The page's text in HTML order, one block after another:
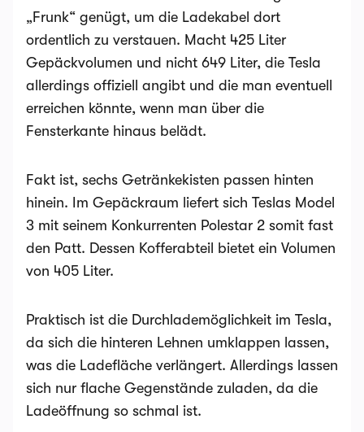
„Frunk“ genügt, um die Ladekabel dort
ordentlich zu verstauen. Macht 425 Liter
Gepäckvolumen und nicht 649 Liter, die Tesla
allerdings offiziell angibt und die man eventuell
erreichen könnte, wenn man über die
Fensterkante hinaus belädt.
Fakt ist, sechs Getränkekisten passen hinten
hinein. Im Gepäckraum liefert sich Teslas Model
3 mit seinem Konkurrenten Polestar 2 somit fast
den Patt. Dessen Kofferabteil bietet ein Volumen
von 405 Liter.
Praktisch ist die Durchlademöglichkeit im Tesla,
da sich die hinteren Lehnen umklappen lassen,
was die Ladefläche verlängert. Allerdings lassen
sich nur flache Gegenstände zuladen, da die
Ladeöffnung so schmal ist.